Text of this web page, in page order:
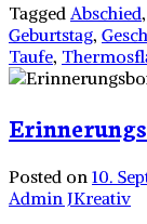
Tagged Abschied,
Geburtstag,
Taufe,
Posted on 10.
Admin JKreativ